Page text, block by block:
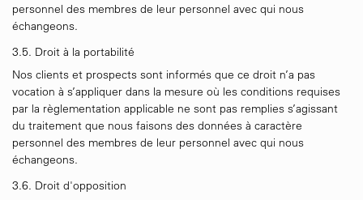
personnel des membres de leur personnel avec qui nous
échangeons.
3.5. Droit à la portabilité
Nos clients et prospects sont informés que ce droit n’a pas
vocation à s’appliquer dans la mesure où les conditions requises
par la règlementation applicable ne sont pas remplies s’agissant
du traitement que nous faisons des données à caractère
personnel des membres de leur personnel avec qui nous
échangeons.
3.6. Droit d'opposition